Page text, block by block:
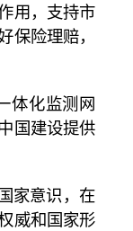
用，支持市
保险理赔，
体化监测网
国建设提供
家意识，在
威和国家形